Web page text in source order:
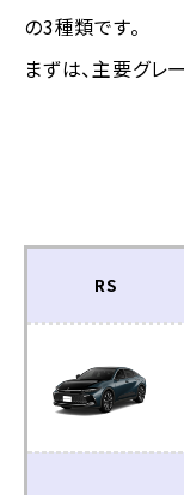
の3種類です。
まずは、主要グレ
RS